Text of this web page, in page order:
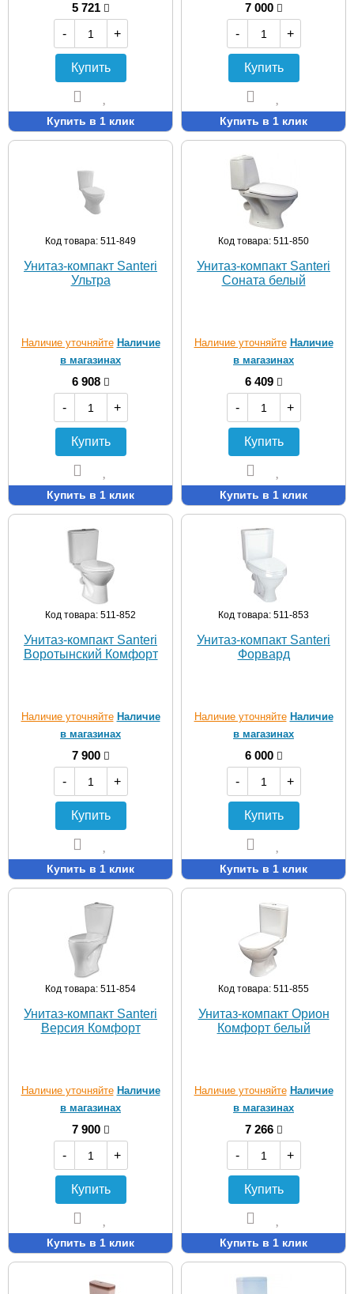
5 721
-
+
Купить
Купить в 1 клик
7 000
-
+
Купить
Купить в 1 клик
Код товара: 511-849
Унитаз-компакт Santeri
Ультра
Наличие уточняйте Наличие
в магазинах
6 908
-
+
Купить
Купить в 1 клик
Код товара: 511-850
Унитаз-компакт Santeri
Соната белый
Наличие уточняйте Наличие
в магазинах
6 409
-
+
Купить
Купить в 1 клик
Код товара: 511-852
Унитаз-компакт Santeri
Воротынский Комфорт
Наличие уточняйте Наличие
в магазинах
7 900
-
+
Купить
Купить в 1 клик
Код товара: 511-853
Унитаз-компакт Santeri
Форвард
Наличие уточняйте Наличие
в магазинах
6 000
-
+
Купить
Купить в 1 клик
Код товара: 511-854
Унитаз-компакт Santeri
Версия Комфорт
Наличие уточняйте Наличие
в магазинах
7 900
-
+
Купить
Купить в 1 клик
Код товара: 511-855
Унитаз-компакт Орион
Комфорт белый
Наличие уточняйте Наличие
в магазинах
7 266
-
+
Купить
Купить в 1 клик